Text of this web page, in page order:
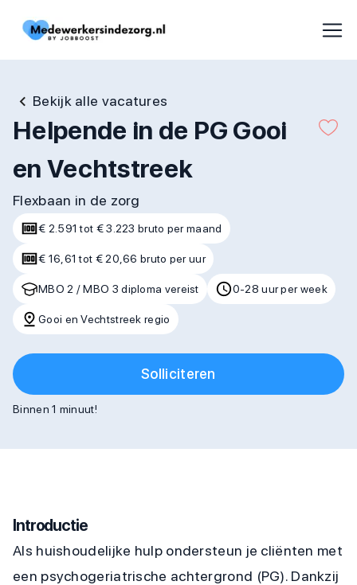
Bekijk alle vacatures
Helpende in de PG Gooi
en Vechtstreek
Flexbaan in de zorg
€ 2.591 tot € 3.223 bruto per maand
€ 16,61 tot € 20,66 bruto per uur
MBO 2 / MBO 3 diploma vereist 0-28 uur per week
Gooi en Vechtstreek regio
Solliciteren
Binnen 1 minuut!
Introductie
Als huishoudelijke hulp ondersteun je cliënten met
een psychogeriatrische achtergrond (PG). Dankzij